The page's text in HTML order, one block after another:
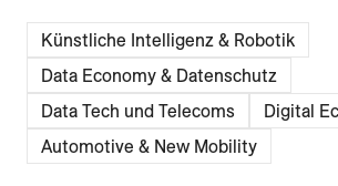
Künstliche Intelligenz & Robotik
Data Economy & Daten­schutz
Data Tech und Telecoms
Digital
Automotive & New Mobility